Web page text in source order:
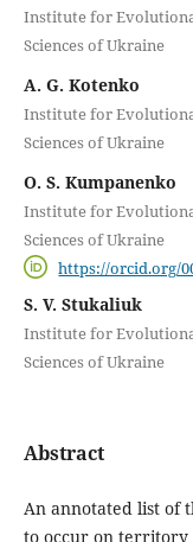
Institute for
Sciences of Ukraine
A. G. Kotenko
Institute for
Sciences of Ukraine
O. S. Kumpanenko
Institute for
Sciences of Ukraine
https://orcid.org/
S. V. Stukaliuk
Institute for
Sciences of Ukraine
Abstract
An annotated list of
to occur on territory